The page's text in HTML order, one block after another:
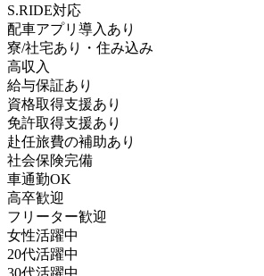
S.RIDE対応
配車アプリ導入あり
寮/社宅あり・住み込み
高収入
給与保証あり
資格取得支援あり
免許取得支援あり
赴任旅費の補助あり
社会保険完備
車通勤OK
高卒歓迎
フリーター歓迎
女性活躍中
20代活躍中
30代活躍中